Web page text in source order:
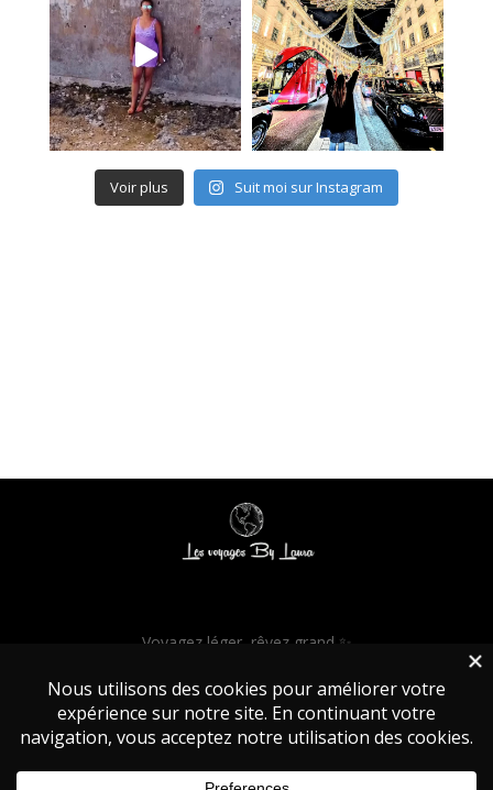
Voir plus Suit moi sur Instagram
Voyagez léger, rêvez grand ✨
© 2025 Les Voyages by Laura